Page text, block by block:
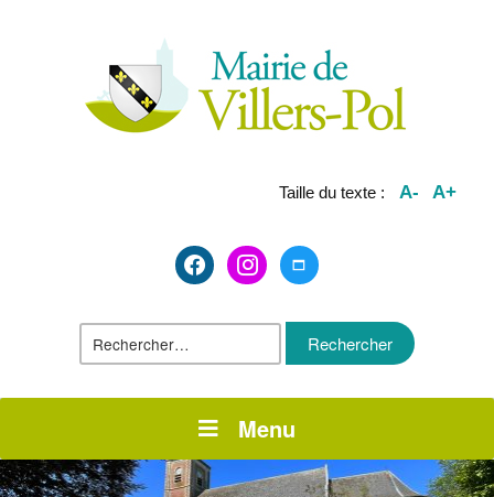
Taille du texte : A- A+
facebook2instagrammaximize
Rechercher :
Menu